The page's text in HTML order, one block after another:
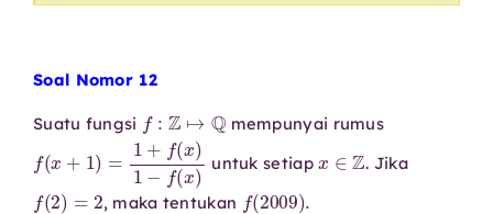
Soal Nomor 12
Suatu fungsi
f: ↦
mempunyai rumus
f(x )= (x )1 −f(x
untuk setiap
Z
. Jika
f(2)
, maka tentukan
f(2009